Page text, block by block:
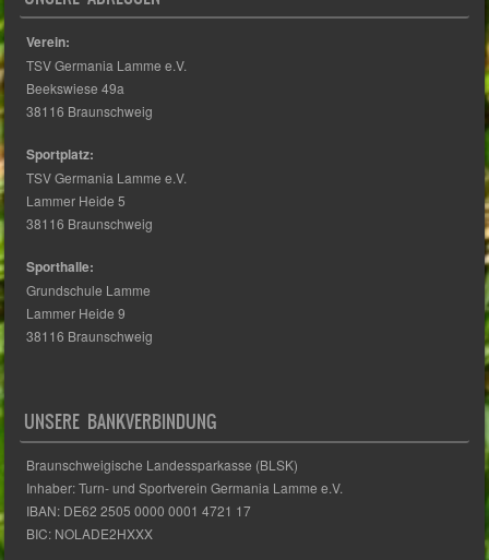
UNSERE ADRESSEN
Verein:
TSV Germania Lamme e.V.
Beekswiese 49a
38116 Braunschweig
Sportplatz:
TSV Germania Lamme e.V.
Lammer Heide 5
38116 Braunschweig
Sporthalle:
Grundschule Lamme
Lammer Heide 9
38116 Braunschweig
UNSERE BANKVERBINDUNG
Braunschweigische Landessparkasse (BLSK)
Inhaber: Turn- und Sportverein Germania Lamme e.V.
IBAN: DE62 2505 0000 0001 4721 17
BIC: NOLADE2HXXX